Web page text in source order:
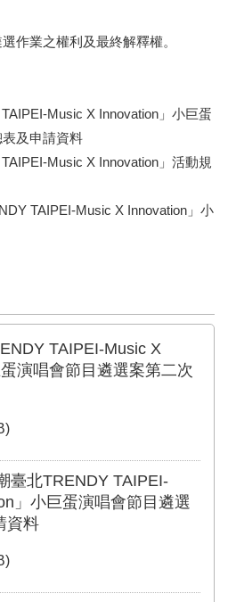
作業之權利及最終解釋權。
Music X Innovation」小巨蛋
及申請資料
Music X Innovation」活動規
TAIPEI-Music X Innovation」小
TAIPEI-Music X
演唱會節目遴選案第二次
臺北TRENDY TAIPEI-
」小巨蛋演唱會節目遴選
資料